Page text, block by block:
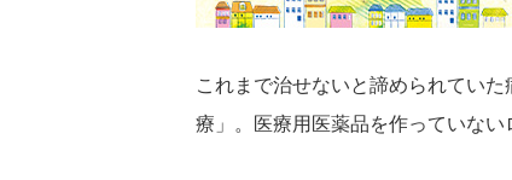
これまで治せないと諦められてい
療」。医療用医薬品を作っていない